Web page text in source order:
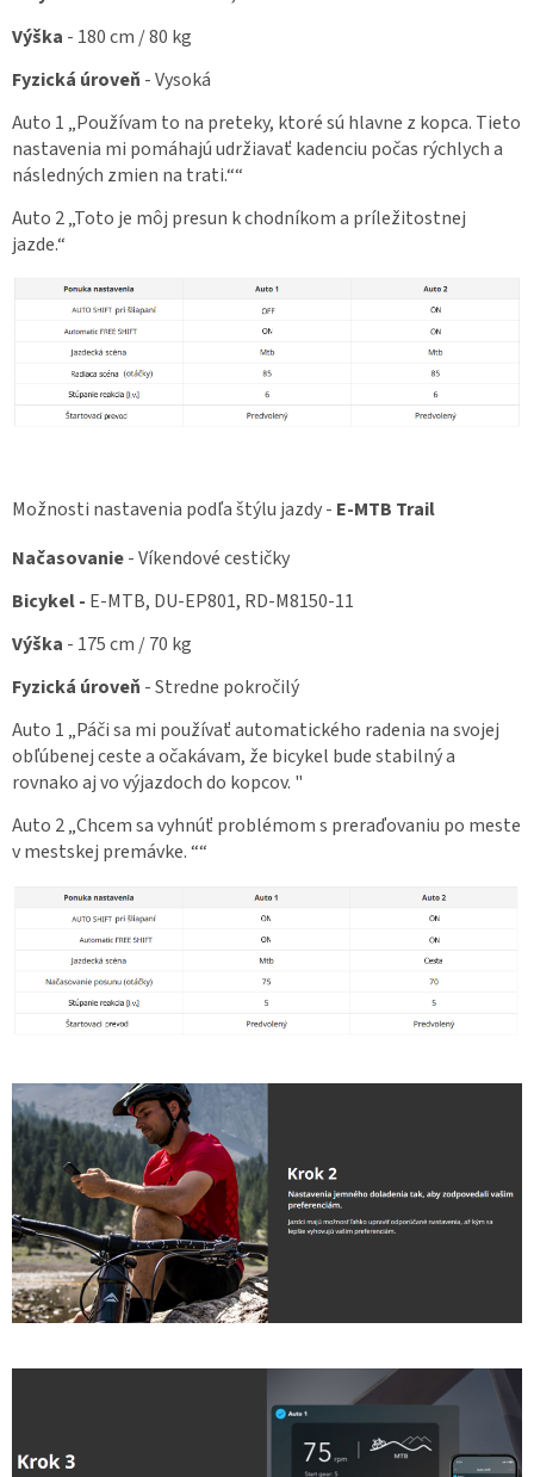
Výška - 180 cm / 80 kg
Fyzická úroveň -Vysoká
Auto 1 „Používam to na preteky, ktoré sú hlavne z kopca. Tieto
nastavenia mi pomáhajú udržiavať kadenciu počas rýchlych a
následných zmien na trati.““
Auto 2„Toto je môj presun k chodníkom a príležitostnej
jazde.“
Možnosti nastavenia podľa štýlu jazdy - E-MTB Trail
Načasovanie- Víkendové cestičky
Bicykel- E-MTB, DU-EP801, RD-M8150-11
Výška - 175 cm / 70 kg
Fyzická úroveň - Stredne pokročilý
Auto 1 „Páči sa mi používať automatického radenia na svojej
obľúbenej ceste a očakávam, že bicykel bude stabilný a
rovnako aj vo výjazdoch do kopcov. "
Auto 2„Chcem sa vyhnúť problémom s preraďovaniu po meste
v mestskej premávke. ““